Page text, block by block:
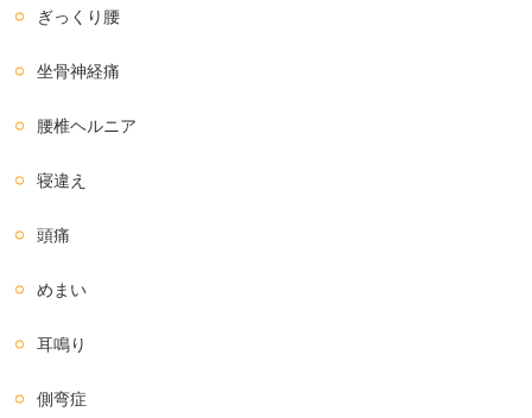
ぎっくり腰
坐骨神経痛
腰椎ヘルニア
寝違え
頭痛
めまい
耳鳴り
側弯症